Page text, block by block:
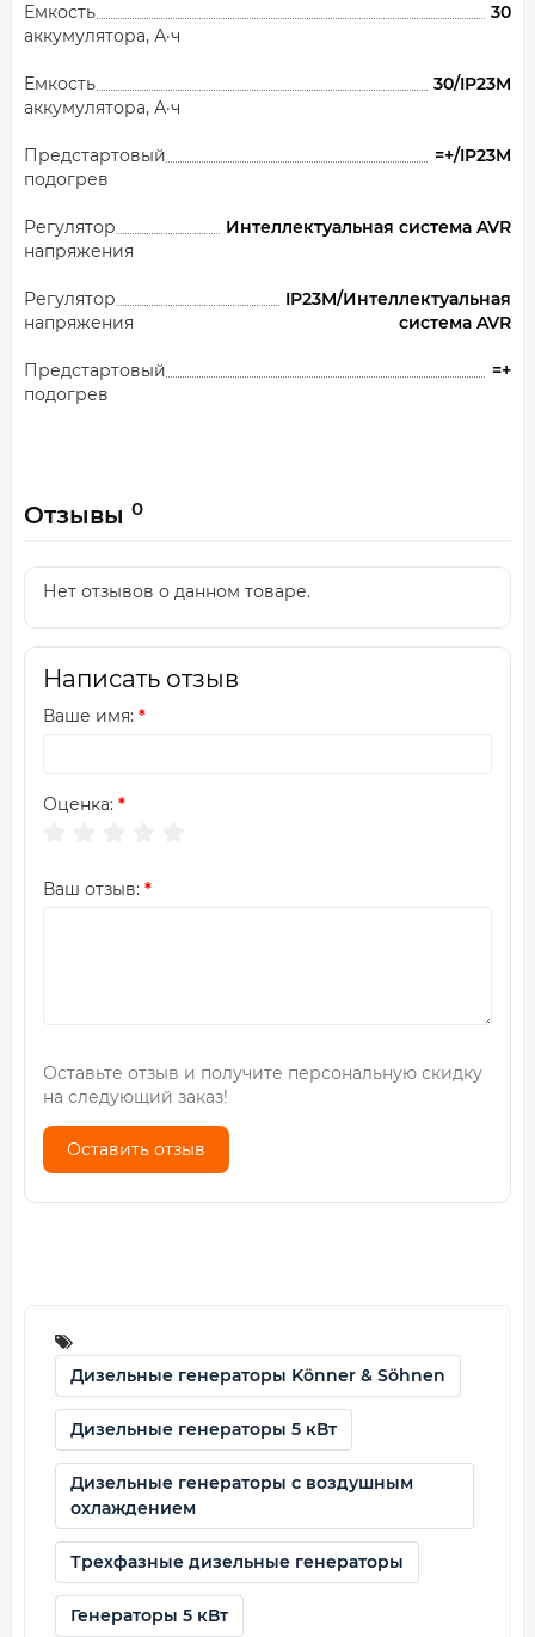
Емкость
аккумулятора, А·ч
30
Емкость
аккумулятора, А·ч
30/IP23M
Предстартовый
подогрев
=+/IP23M
Регулятор
напряжения
Интеллектуальная система AVR
Регулятор
напряжения
IP23M/Интеллектуальная
система AVR
Предстартовый
подогрев
=+
Отзывы 0
Нет отзывов о данном товаре.
Написать отзыв
Ваше имя:
Оценка:
Ваш отзыв:
Оставьте отзыв и получите персональную скидку
на следующий заказ!
Оставить отзыв
Дизельные генераторы Könner & Söhnen
Дизельные генераторы 5 кВт
Дизельные генераторы с воздушным
охлаждением
Трехфазные дизельные генераторы
Генераторы 5 кВт